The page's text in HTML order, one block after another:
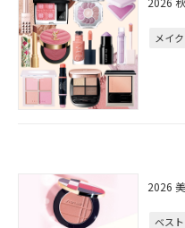
メイ
2026
ベス